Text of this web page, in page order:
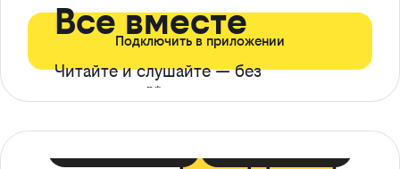
Все вместе
Читайте и слушайте — без
ограничений*
Подключить в приложении